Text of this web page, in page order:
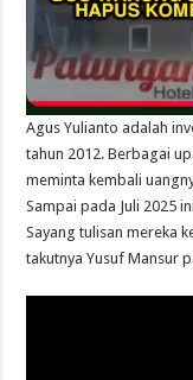
Agus Yulianto adalah
tahun 2012. Berbagai
meminta kembali
Sampai pada Juli 2025
Sayang tulisan mereka
takutnya Yusuf Mansur